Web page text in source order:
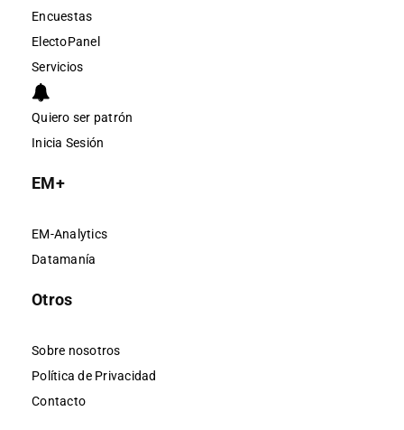
Encuestas
ElectoPanel
Servicios
Quiero ser patrón
Inicia Sesión
EM+
EM-Analytics
Datamanía
Otros
Sobre nosotros
Política de Privacidad
Contacto